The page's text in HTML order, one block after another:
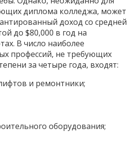
диплома колледжа, может
доход со средней
до $80,000 в год на
В число наиболее
профессий, не требующих
за четыре года, входят:
и ремонтники;
оборудования;